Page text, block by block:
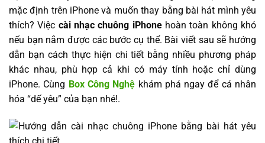
mặc định trên iPhone và muốn thay bằng bài hát mình yêu
thích? Việc cài nhạc chuông iPhonehoàn toàn không khó
nếu bạn nắm được các bước cụ thể. Bài viết sau sẽ hướng
dẫn bạn cách thực hiện chi tiết bằng nhiều phương pháp
khác nhau, phù hợp cả khi có máy tính hoặc chỉ dùng
iPhone. Cùng Box Công Nghệ khám phá ngay để cá nhân
hóa “dế yêu” của bạn nhé!.